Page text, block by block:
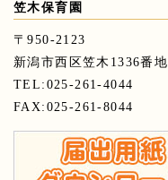
笠木保育園
〒950-2123
新潟市西区笠木1336番地
TEL:025-261-4044
FAX:025-261-8044